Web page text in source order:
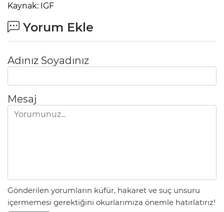
Kaynak: IGF
Yorum Ekle
Adınız Soyadınız
Mesaj
Gönderilen yorumların küfür, hakaret ve suç unsuru
içermemesi gerektiğini okurlarımıza önemle hatırlatırız!